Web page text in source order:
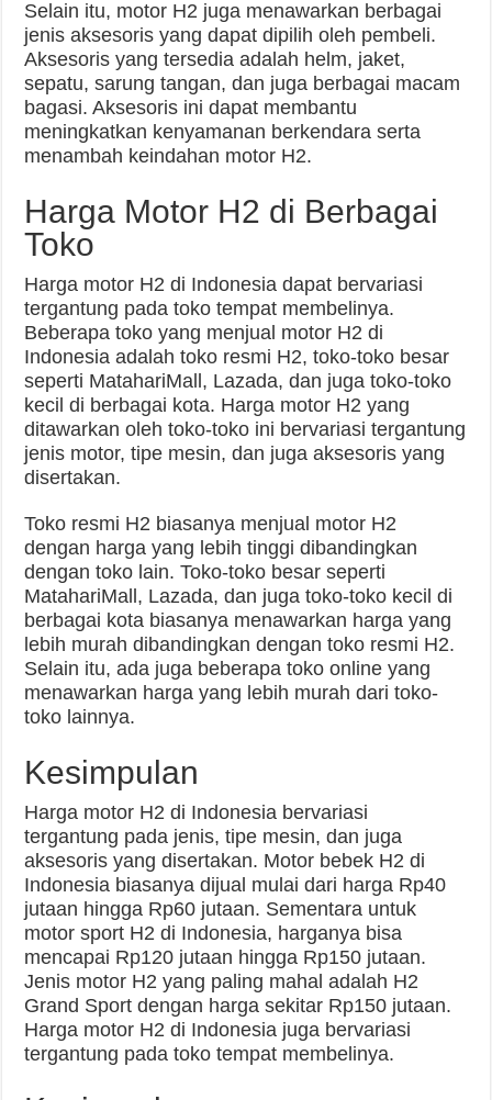
Selain itu, motor H2 juga menawarkan berbagai
jenis aksesoris yang dapat dipilih oleh pembeli.
Aksesoris yang tersedia adalah helm, jaket,
sepatu, sarung tangan, dan juga berbagai macam
bagasi. Aksesoris ini dapat membantu
meningkatkan kenyamanan berkendara serta
menambah keindahan motor H2.
Harga Motor H2 di Berbagai
Toko
Harga motor H2 di Indonesia dapat bervariasi
tergantung pada toko tempat membelinya.
Beberapa toko yang menjual motor H2 di
Indonesia adalah toko resmi H2, toko-toko besar
seperti MatahariMall, Lazada, dan juga toko-toko
kecil di berbagai kota. Harga motor H2 yang
ditawarkan oleh toko-toko ini bervariasi tergantung
jenis motor, tipe mesin, dan juga aksesoris yang
disertakan.
Toko resmi H2 biasanya menjual motor H2
dengan harga yang lebih tinggi dibandingkan
dengan toko lain. Toko-toko besar seperti
MatahariMall, Lazada, dan juga toko-toko kecil di
berbagai kota biasanya menawarkan harga yang
lebih murah dibandingkan dengan toko resmi H2.
Selain itu, ada juga beberapa toko online yang
menawarkan harga yang lebih murah dari toko-
toko lainnya.
Kesimpulan
Harga motor H2 di Indonesia bervariasi
tergantung pada jenis, tipe mesin, dan juga
aksesoris yang disertakan. Motor bebek H2 di
Indonesia biasanya dijual mulai dari harga Rp40
jutaan hingga Rp60 jutaan. Sementara untuk
motor sport H2 di Indonesia, harganya bisa
mencapai Rp120 jutaan hingga Rp150 jutaan.
Jenis motor H2 yang paling mahal adalah H2
Grand Sport dengan harga sekitar Rp150 jutaan.
Harga motor H2 di Indonesia juga bervariasi
tergantung pada toko tempat membelinya.